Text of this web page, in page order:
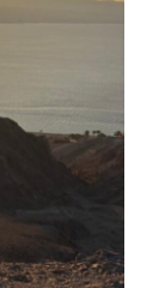
ארץ אהבתי –